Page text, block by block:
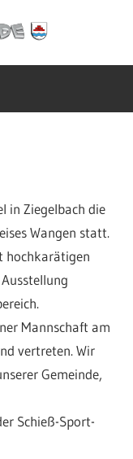
in Ziegelbach die
Wangen statt.
hochkarätigen
Mannschaft am
vertreten. Wir
Gemeinde,
Schieß-Sport-